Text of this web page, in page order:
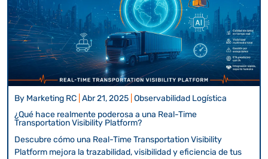
By Marketing RC Abr 21, 2025 Observabilidad Logística
¿Qué hace realmente poderosa a una Real-Time
Transportation Visibility Platform?
Descubre cómo una Real-Time Transportation Visibility
Platform mejora la trazabilidad, visibilidad y eficiencia de tus